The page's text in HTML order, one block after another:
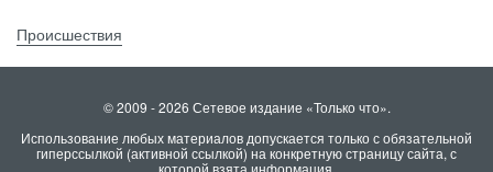
Происшествия
© 2009 - 2026 Сетевое издание «Только что».
Использование любых материалов допускается только с обязательной
гиперссылкой (активной ссылкой) на конкретную страницу сайта, с